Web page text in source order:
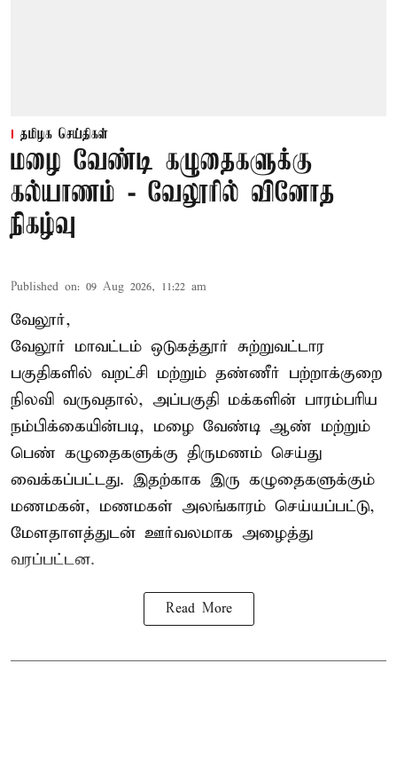
தமிழக செய்திகள்
மழை வேண்டி கழுதைகளுக்கு
கல்யாணம் - வேலூரில் வினோத
நிகழ்வு
Published on: 09 Aug 2026, 11:22 am
வேலூர்,
வேலூர் மாவட்டம் ஒடுகத்தூர் சுற்றுவட்டார
பகுதிகளில் வறட்சி மற்றும் தண்ணீர் பற்றாக்குறை
நிலவி வருவதால், அப்பகுதி மக்களின் பாரம்பரிய
நம்பிக்கையின்படி, மழை வேண்டி ஆண் மற்றும்
பெண் கழுதைகளுக்கு திருமணம் செய்து
வைக்கப்பட்டது. இதற்காக இரு கழுதைகளுக்கும்
மணமகன், மணமகள் அலங்காரம் செய்யப்பட்டு,
மேளதாளத்துடன் ஊர்வலமாக அழைத்து
வரப்பட்டன.
Read More